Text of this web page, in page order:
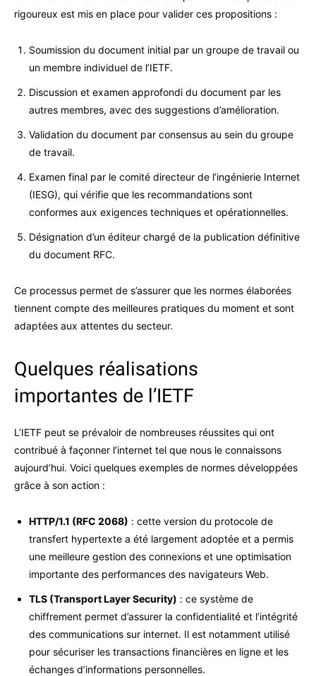
rigoureux est mis en place pour valider ces propositions :
Soumission du document initial par un groupe de travail ou
un membre individuel de l’IETF.
Discussion et examen approfondi du document par les
autres membres, avec des suggestions d’amélioration.
Validation du document par consensus au sein du groupe
de travail.
Examen final par le comité directeur de l’ingénierie Internet
(IESG), qui vérifie que les recommandations sont
conformes aux exigences techniques et opérationnelles.
Désignation d’un éditeur chargé de la publication définitive
du document RFC.
Ce processus permet de s’assurer que les normes élaborées
tiennent compte des meilleures pratiques du moment et sont
adaptées aux attentes du secteur.
Quelques réalisations
importantes de l’IETF
L’IETF peut se prévaloir de nombreuses réussites qui ont
contribué à façonner l’internet tel que nous le connaissons
aujourd’hui. Voici quelques exemples de normes développées
grâce à son action :
HTTP/1.1 (RFC 2068) : cette version du protocole de
transfert hypertexte a été largement adoptée et a permis
une meilleure gestion des connexions et une optimisation
importante des performances des navigateurs Web.
TLS (Transport Layer Security) : ce système de
chiffrement permet d’assurer la confidentialité et l’intégrité
des communications sur internet. Il est notamment utilisé
pour sécuriser les transactions financières en ligne et les
échanges d’informations personnelles.